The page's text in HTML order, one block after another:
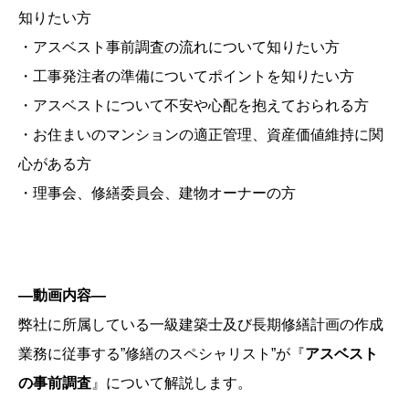
知りたい方
・アスベスト事前調査の流れについて知りたい方
・工事発注者の準備についてポイントを知りたい方
・アスベストについて不安や心配を抱えておられる方
・お住まいのマンションの適正管理、資産価値維持に関
心がある方
・理事会、修繕委員会、建物オーナーの方
―動画内容―
弊社に所属している一級建築士及び長期修繕計画の作成
業務に従事する”修繕のスペシャリスト”が『アスベスト
の事前調査 』について解説します。